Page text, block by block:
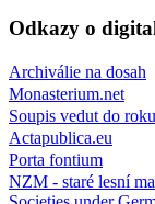
Odkazy o
Archiválie na dosah
Monasterium.net
Soupis vedut do
Actapublica.eu
Porta fontium
NZM - staré lesní